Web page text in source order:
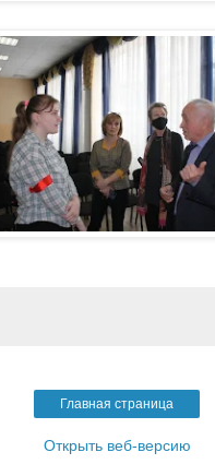
Главная страница
Открыть веб-версию